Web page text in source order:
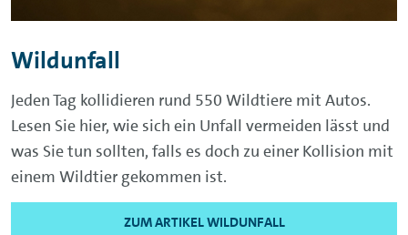
Wildunfall
Jeden Tag kollidieren rund 550 Wildtiere mit Autos.
Lesen Sie hier, wie sich ein Unfall vermeiden lässt und
was Sie tun sollten, falls es doch zu einer Kollision mit
einem Wildtier gekommen ist.
ZUM ARTIKEL WILDUNFALL